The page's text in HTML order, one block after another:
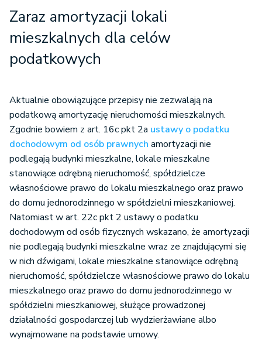
Zaraz amortyzacji lokali
mieszkalnych dla celów
podatkowych
Aktualnie obowiązujące przepisy nie zezwalają na
podatkową amortyzację nieruchomości mieszkalnych.
Zgodnie bowiem z art. 16c pkt 2a ustawy o podatku
dochodowym od osób prawnych amortyzacji nie
podlegają budynki mieszkalne, lokale mieszkalne
stanowiące odrębną nieruchomość, spółdzielcze
własnościowe prawo do lokalu mieszkalnego oraz prawo
do domu jednorodzinnego w spółdzielni mieszkaniowej.
Natomiast w art. 22c pkt 2 ustawy o podatku
dochodowym od osób fizycznych wskazano, że amortyzacji
nie podlegają budynki mieszkalne wraz ze znajdującymi się
w nich dźwigami, lokale mieszkalne stanowiące odrębną
nieruchomość, spółdzielcze własnościowe prawo do lokalu
mieszkalnego oraz prawo do domu jednorodzinnego w
spółdzielni mieszkaniowej, służące prowadzonej
działalności gospodarczej lub wydzierżawiane albo
wynajmowane na podstawie umowy.